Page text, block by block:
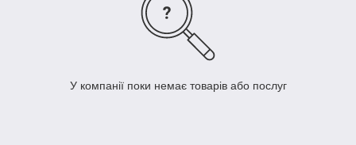
У компанії поки немає товарів або послуг